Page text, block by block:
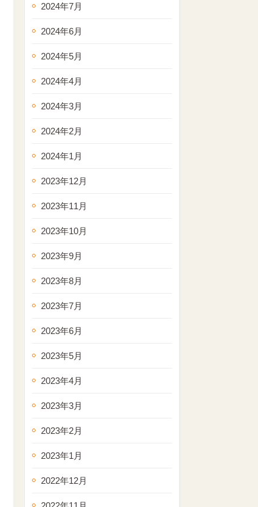
2024年7月
2024年6月
2024年5月
2024年4月
2024年3月
2024年2月
2024年1月
2023年12月
2023年11月
2023年10月
2023年9月
2023年8月
2023年7月
2023年6月
2023年5月
2023年4月
2023年3月
2023年2月
2023年1月
2022年12月